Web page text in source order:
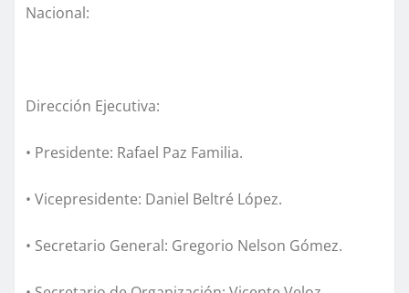
Nacional:
Dirección Ejecutiva:
• Presidente: Rafael Paz Familia.
• Vicepresidente: Daniel Beltré López.
• Secretario General: Gregorio Nelson Gómez.